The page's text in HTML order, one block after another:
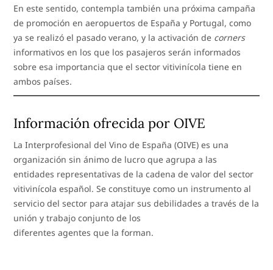
En este sentido, contempla también una próxima campaña
de promoción en aeropuertos de España y Portugal, como
ya se realizó el pasado verano, y la activación de corners
informativos en los que los pasajeros serán informados
sobre esa importancia que el sector vitivinícola tiene en
ambos países.
Información ofrecida por OIVE
La Interprofesional del Vino de España (OIVE) es una
organización sin ánimo de lucro que agrupa a las
entidades representativas de la cadena de valor del sector
vitivinícola español. Se constituye como un instrumento al
servicio del sector para atajar sus debilidades a través de la
unión y trabajo conjunto de los
diferentes agentes que la forman.